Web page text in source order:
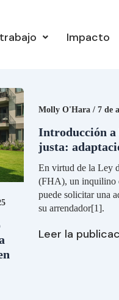
Impacto
Molly O'Hara / 7 de
Introducción a
justa:
En virtud de la Ley
(FHA), un inquilino
puede solicitar una
su arrendador[1].
la
vivienda
justa:
adaptaciones
razonables
Leer la